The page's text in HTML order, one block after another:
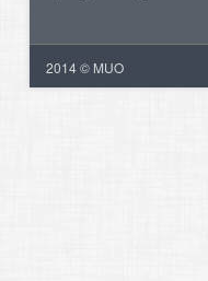
2014 © MUO